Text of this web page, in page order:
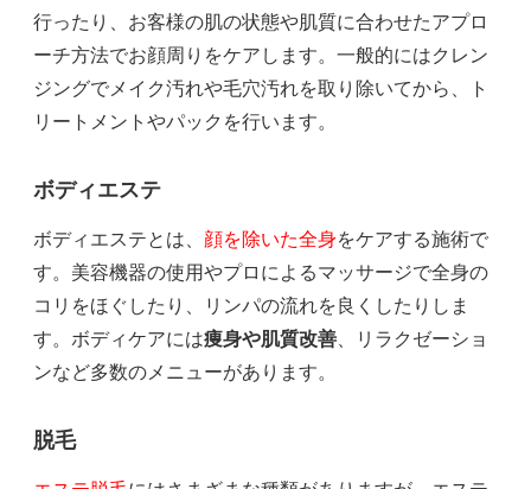
行ったり、お客様の肌の状態や肌質に合わせたアプロ
ーチ方法でお顔周りをケアします。一般的にはクレン
ジングでメイク汚れや毛穴汚れを取り除いてから、ト
リートメントやパックを行います。
ボディエステ
ボディエステとは、 顔を除いた全身をケアする施術で
す。美容機器の使用やプロによるマッサージで全身の
コリをほぐしたり、リンパの流れを良くしたりしま
す。ボディケアには痩身や肌質改善 、リラクゼーショ
ンなど多数のメニューがあります。
脱毛